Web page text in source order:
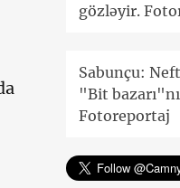
gözləyir.
Sabunçu:
"Bit
Fotoreportaj